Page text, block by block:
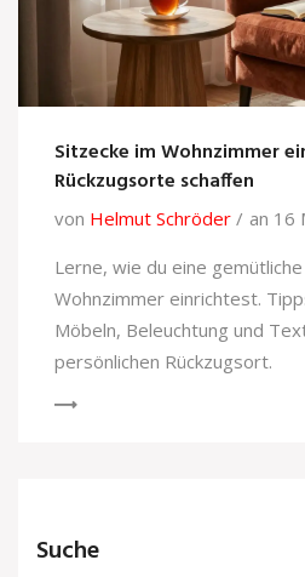
Sitzecke im Wohnzimmer
Rückzugsorte schaffen
von Helmut Schröder
an 16
Lerne, wie du eine
Wohnzimmer einrichtest.
Möbeln, Beleuchtung und
persönlichen Rückzugsort.
Suche